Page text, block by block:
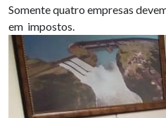
Somente quatro empresas
em impostos.